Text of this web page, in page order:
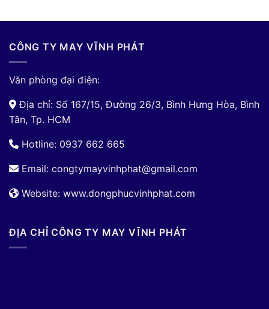
CÔNG TY MAY VĨNH PHÁT
Văn phòng đại điện:
Địa chỉ: Số 167/15, Đường 26/3, Bình Hưng Hòa, Bình
Tân, Tp. HCM
Hotline: 0937 662 665
Email: congtymayvinhphat@gmail.com
Website: www.dongphucvinhphat.com
ĐỊA CHỈ CÔNG TY MAY VĨNH PHÁT